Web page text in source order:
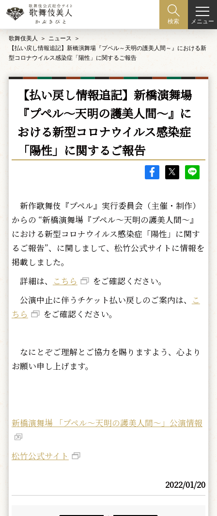
検索 メニュー
歌舞伎美人
ニュース
【払い戻し情報追記】新橋演舞場『プペル～天明の護美人間～』における新
型コロナウイルス感染症「陽性」に関するご報告
【払い戻し情報追記】新橋演舞場
『プペル～天明の護美人間～』に
おける新型コロナウイルス感染症
「陽性」に関するご報告
新作歌舞伎『プペル』実行委員会（主催・制作）
からの “新橋演舞場『プペル～天明の護美人間～』
における新型コロナウイルス感染症「陽性」に関す
るご報告”、に関しまして、松竹公式サイトに情報を
掲載しました。
詳細は、
こちら
をご確認ください。
公演中止に伴うチケット払い戻しのご案内は、
こ
ちら
をご確認ください。
なにとぞご理解とご協力を賜りますよう、心より
お願い申し上げます。
新橋演舞場 「プペル～天明の護美人間～」公演情報
松竹公式サイト
2022/01/20